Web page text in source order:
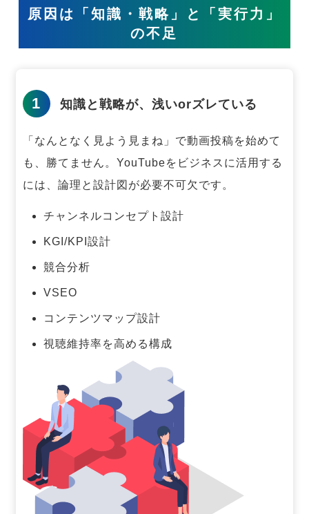
原因は「知識・戦略」と「実行力」
の不足
1 知識と戦略が、浅いorズレている
「なんとなく見よう見まね」で動画投稿を始めて
も、勝てません。 YouTubeをビジネスに活用する
には、論理と設計図が必要不可欠です。
チャンネルコンセプト設計
KGI/KPI設計
競合分析
VSEO
コンテンツマップ設計
視聴維持率を高める構成